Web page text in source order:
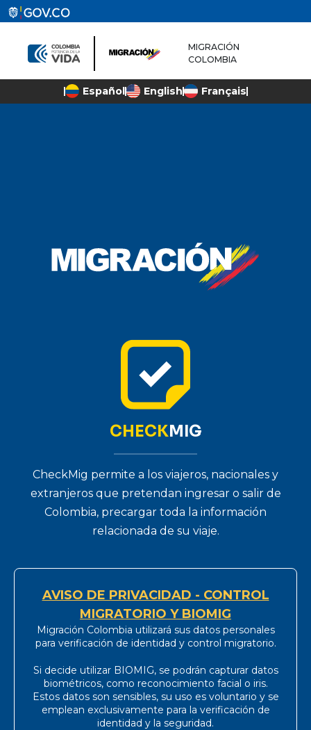
MIGRACIÓN
COLOMBIA
Español English Français
CHECKMIG
CheckMig permite a los viajeros, nacionales y
extranjeros que pretendan ingresar o salir de
Colombia, precargar toda la información
relacionada de su viaje.
AVISO DE PRIVACIDAD - CONTROL
MIGRATORIO Y BIOMIG
Migración Colombia utilizará sus datos personales
para verificación de identidad y control migratorio.
Si decide utilizar BIOMIG, se podrán capturar datos
biométricos, como reconocimiento facial o iris.
Estos datos son sensibles, su uso es voluntario y se
emplean exclusivamente para la verificación de
identidad y la seguridad.